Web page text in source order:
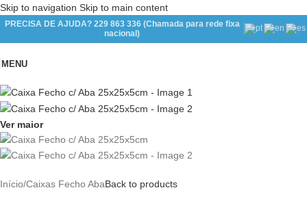
Skip to navigation Skip to main content
PRECISA DE AJUDA? 229 863 336 (Chamada para rede fixa
nacional)
MENU
Ver maior
Início/Caixas Fecho AbaBack to products